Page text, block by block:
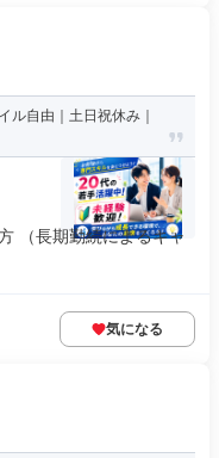
ル自由｜土日祝休み｜
（長期勤続によるキャ
気になる